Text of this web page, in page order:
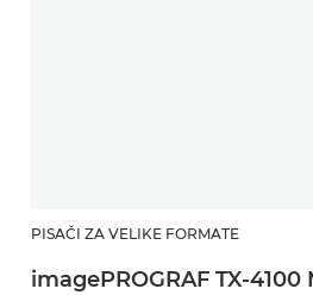
PISAČI ZA VELIKE FORMATE
imagePROGRAF TX-4100